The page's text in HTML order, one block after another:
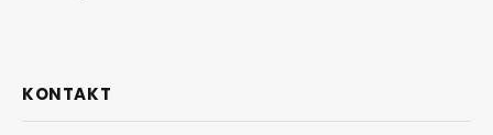
KONTAKT